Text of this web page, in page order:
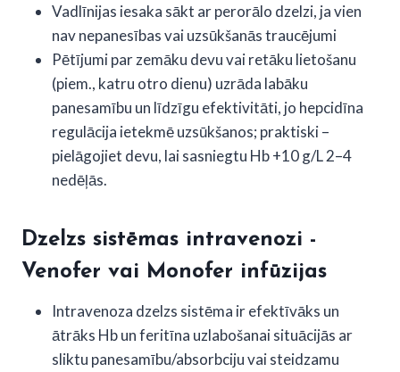
Vadlīnijas iesaka sākt ar perorālo dzelzi, ja vien
nav nepanesības vai uzsūkšanās traucējumi
Pētījumi par zemāku devu vai retāku lietošanu
(piem., katru otro dienu) uzrāda labāku
panesamību un līdzīgu efektivitāti, jo hepcidīna
regulācija ietekmē uzsūkšanos; praktiski –
pielāgojiet devu, lai sasniegtu Hb +10 g/L 2–4
nedēļās.
Dzelzs sistēmas intravenozi -
Venofer vai Monofer infūzijas
Intravenoza dzelzs sistēma ir efektīvāks un
ātrāks Hb un feritīna uzlabošanai situācijās ar
sliktu panesamību/absorbciju vai steidzamu